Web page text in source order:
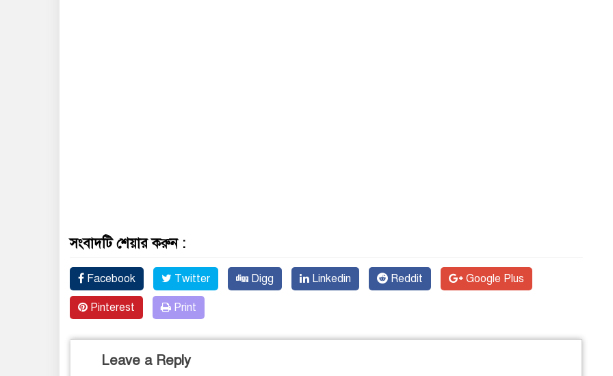
সংবাদটি শেয়ার করুন :
Facebook Twitter Digg Linkedin Reddit Google Plus
Pinterest Print
Leave a Reply